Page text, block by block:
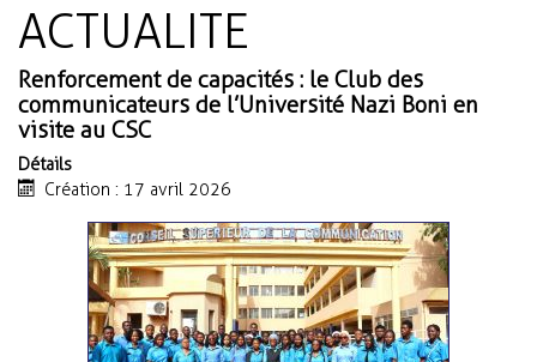
ACTUALITE
Renforcement de capacités : le Club des
communicateurs de l’Université Nazi Boni en
visite au CSC
Détails
Création : 17 avril 2026